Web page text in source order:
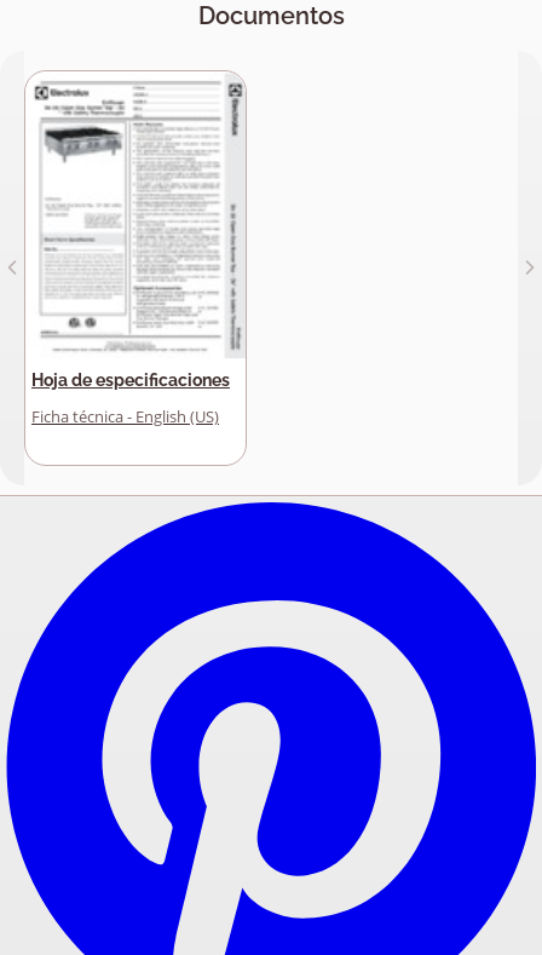
Documentos
Hoja de especificaciones
Ficha técnica - English (US)